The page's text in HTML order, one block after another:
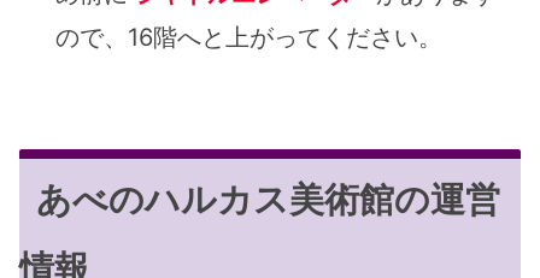
ので、16階へと上がってください。
あべのハルカス美術館の運営
情報